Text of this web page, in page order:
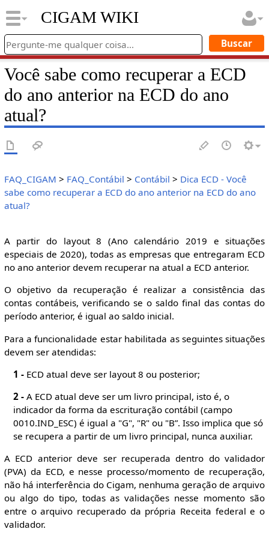
CIGAM WIKI
Você sabe como recuperar a ECD
do ano anterior na ECD do ano
atual?
FAQ_CIGAM > FAQ_Contábil > Contábil > Dica ECD - Você
sabe como recuperar a ECD do ano anterior na ECD do ano
atual?
A partir do layout 8 (Ano calendário 2019 e situações
especiais de 2020), todas as empresas que entregaram ECD
no ano anterior devem recuperar na atual a ECD anterior.
O objetivo da recuperação é realizar a consistência das
contas contábeis, verificando se o saldo final das contas do
período anterior, é igual ao saldo inicial.
Para a funcionalidade estar habilitada as seguintes situações
devem ser atendidas:
1 - ECD atual deve ser layout 8 ou posterior;
2 - A ECD atual deve ser um livro principal, isto é, o
indicador da forma da escrituração contábil (campo
0010.IND_ESC) é igual a "G", "R" ou "B”. Isso implica que só
se recupera a partir de um livro principal, nunca auxiliar.
A ECD anterior deve ser recuperada dentro do validador
(PVA) da ECD, e nesse processo/momento de recuperação,
não há interferência do Cigam, nenhuma geração de arquivo
ou algo do tipo, todas as validações nesse momento são
entre o arquivo recuperado da própria Receita federal e o
validador.